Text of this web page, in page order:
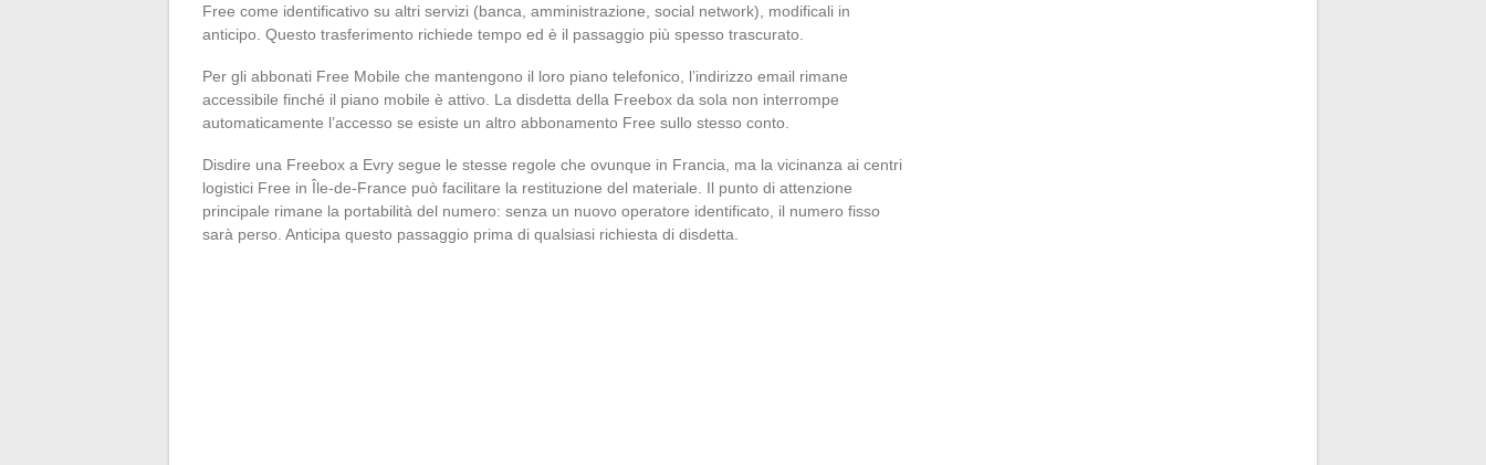
Free come identificativo su altri servizi (banca, amministrazione, social network), modificali in
anticipo. Questo trasferimento richiede tempo ed è il passaggio più spesso trascurato.
Per gli abbonati Free Mobile che mantengono il loro piano telefonico, l’indirizzo email rimane
accessibile finché il piano mobile è attivo. La disdetta della Freebox da sola non interrompe
automaticamente l’accesso se esiste un altro abbonamento Free sullo stesso conto.
Disdire una Freebox a Evry segue le stesse regole che ovunque in Francia, ma la vicinanza ai centri
logistici Free in Île-de-France può facilitare la restituzione del materiale. Il punto di attenzione
principale rimane la portabilità del numero: senza un nuovo operatore identificato, il numero fisso
sarà perso. Anticipa questo passaggio prima di qualsiasi richiesta di disdetta.